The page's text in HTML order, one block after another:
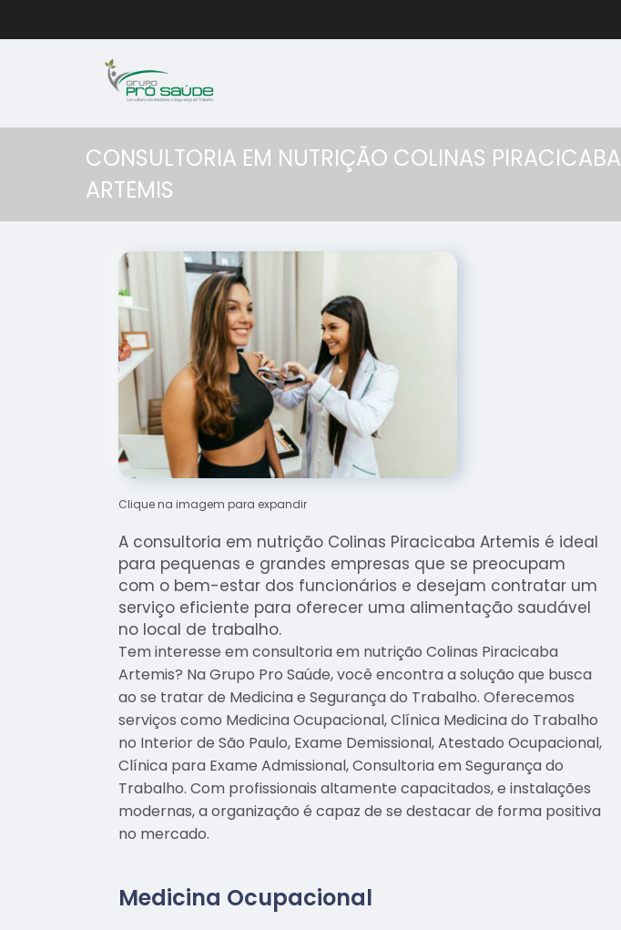
CONSULTORIA EM NUTRIÇÃO COLINAS PIRACICABA
ARTEMIS
Clique na imagem para expandir
A consultoria em nutrição Colinas Piracicaba Artemis é ideal
para pequenas e grandes empresas que se preocupam
com o bem-estar dos funcionários e desejam contratar um
serviço eficiente para oferecer uma alimentação saudável
no local de trabalho.
Tem interesse em consultoria em nutrição Colinas Piracicaba
Artemis? Na Grupo Pro Saúde, você encontra a solução que busca
ao se tratar de Medicina e Segurança do Trabalho. Oferecemos
serviços como Medicina Ocupacional, Clínica Medicina do Trabalho
no Interior de São Paulo, Exame Demissional, Atestado Ocupacional,
Clínica para Exame Admissional, Consultoria em Segurança do
Trabalho. Com profissionais altamente capacitados, e instalações
modernas, a organização é capaz de se destacar de forma positiva
no mercado.
Medicina Ocupacional